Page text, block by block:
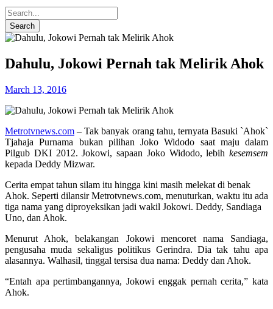
Dahulu, Jokowi Pernah tak Melirik Ahok
March 13, 2016
Metrotvnews.com – Tak banyak orang tahu, ternyata Basuki `Ahok`
Tjahaja Purnama bukan pilihan Joko Widodo saat maju dalam
Pilgub DKI 2012. Jokowi, sapaan Joko Widodo, lebih kesemsem
kepada Deddy Mizwar.
Cerita empat tahun silam itu hingga kini masih melekat di benak
Ahok. Seperti dilansir Metrotvnews.com, menuturkan, waktu itu ada
tiga nama yang diproyeksikan jadi wakil Jokowi. Deddy, Sandiaga
Uno, dan Ahok.
Menurut Ahok, belakangan Jokowi mencoret nama Sandiaga,
pengusaha muda sekaligus politikus Gerindra. Dia tak tahu apa
alasannya. Walhasil, tinggal tersisa dua nama: Deddy dan Ahok.
“Entah apa pertimbangannya, Jokowi enggak pernah cerita,” kata
Ahok.